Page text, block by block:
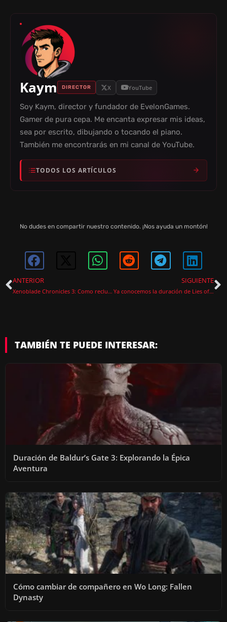
Kaym DIRECTOR X YouTube
Soy Kaym, director y fundador de EvelonGames.
Gamer de pura cepa. Me encanta expresar mis ideas,
sea por escrito, dibujando o tocando el piano.
También me encontrarás en mi canal de YouTube.
TODOS LOS ARTÍCULOS
No dudes en compartir nuestro contenido. ¡Nos ayuda un montón!
ANTERIOR
Xenoblade Chronicles 3: Como reclutar a Ino
SIGUIENTE
Ya conocemos la duración de Lies of P un nuevo SoulsLike que promete
TAMBIÉN TE PUEDE INTERESAR:
Duración de Baldur’s Gate 3: Explorando la Épica
Aventura
Cómo cambiar de compañero en Wo Long: Fallen
Dynasty